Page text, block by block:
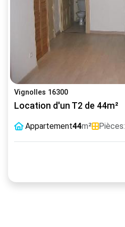
Vignolles 16300
Location d'un T2 de 44m²
Appartement44m² Pièces: